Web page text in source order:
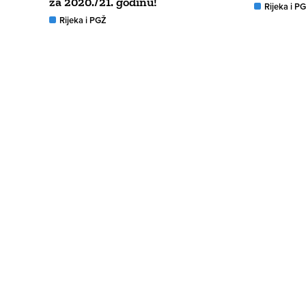
Rijeka i PGŽ
Rijeka i